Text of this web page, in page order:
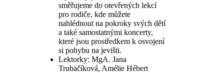
směřujeme do otevřených lekcí
pro rodiče, kde můžete
nahlédnout na pokroky svých dětí
a také samostatnými koncerty,
které jsou prostředkem k osvojení
si pohybu na jevišti.
Lektorky: MgA. Jana
Trubačíková, Amélie Hébert